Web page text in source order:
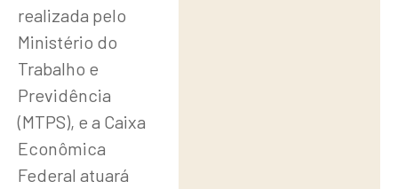
realizada pelo
Ministério do
Trabalho e
Previdência
(MTPS), e a Caixa
Econômica
Federal atuará